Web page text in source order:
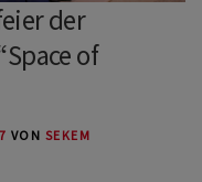
der
of
VON SEKEM